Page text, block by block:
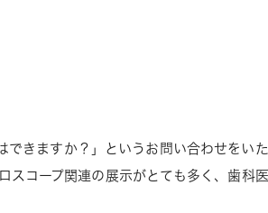
できますか？」というお問い合わせをい
スコープ関連の展示がとても多く、歯科